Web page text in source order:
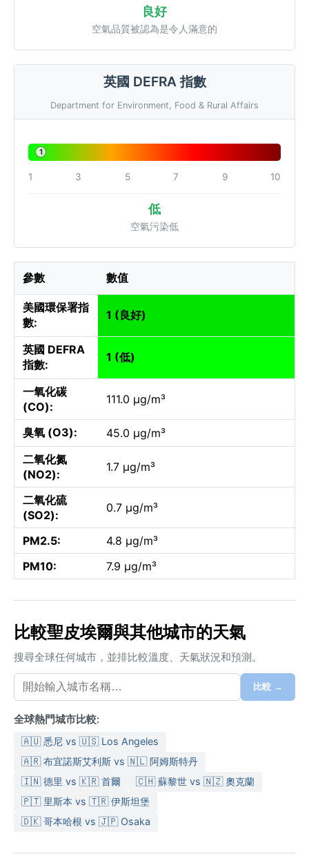
良好
空氣品質被認為是令人滿意的
英國 DEFRA 指數
Department for Environment, Food & Rural Affairs
1
1 3 5 7 9 10
低
空氣污染低
參數 數值
美國環保署指
數:
1 (良好)
英國 DEFRA
指數:
1 (低)
一氧化碳
(CO):
111.0 µg/m³
臭氧 (O3):
45.0 µg/m³
二氧化氮
(NO2):
1.7 µg/m³
二氧化硫
(SO2):
0.7 µg/m³
PM2.5:
4.8 µg/m³
PM10:
7.9 µg/m³
比較聖皮埃爾與其他城市的天氣
搜尋全球任何城市，並排比較溫度、天氣狀況和預測。
比較 →
全球熱門城市比較:
🇦🇺 悉尼 vs 🇺🇸 Los Angeles
🇦🇷 布宜諾斯艾利斯 vs 🇳🇱 阿姆斯特丹
🇮🇳 德里 vs 🇰🇷 首爾
🇨🇭 蘇黎世 vs 🇳🇿 奧克蘭
🇵🇹 里斯本 vs 🇹🇷 伊斯坦堡
🇩🇰 哥本哈根 vs 🇯🇵 Osaka